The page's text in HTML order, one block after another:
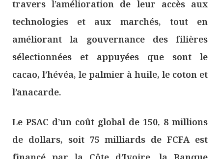
travers l’amélioration de leur accès aux
technologies et aux marchés, tout en
améliorant la gouvernance des filières
sélectionnées et appuyées que sont le
cacao, l’hévéa, le palmier à huile, le coton et
l’anacarde.
Le PSAC d’un coût global de 150, 8 millions
de dollars, soit 75 milliards de FCFA est